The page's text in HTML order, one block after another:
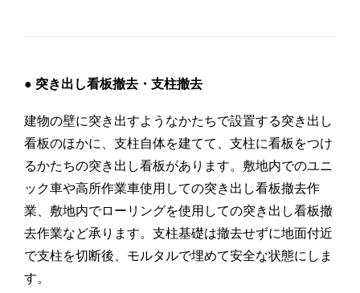
● 突き出し看板撤去・支柱撤去
建物の壁に突き出すようなかたちで設置する突き出し
看板のほかに、支柱自体を建てて、支柱に看板をつけ
るかたちの突き出し看板があります。敷地内でのユニ
ック車や高所作業車使用しての突き出し看板撤去作
業、敷地内でローリングを使用しての突き出し看板撤
去作業など承ります。支柱基礎は撤去せずに地面付近
で支柱を切断後、モルタルで埋めて安全な状態にしま
す。